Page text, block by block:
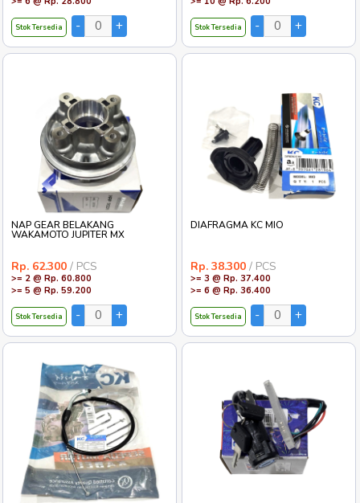
Stok Tersedia Stok Tersedia
NAP GEAR BELAKANG
WAKAMOTO JUPITER MX
Rp. 62.300 / PCS
>= 2 @ Rp. 60.800
>= 5 @ Rp. 59.200
Stok Tersedia
DIAFRAGMA KC MIO
Rp. 38.300 / PCS
>= 3 @ Rp. 37.400
>= 6 @ Rp. 36.400
Stok Tersedia